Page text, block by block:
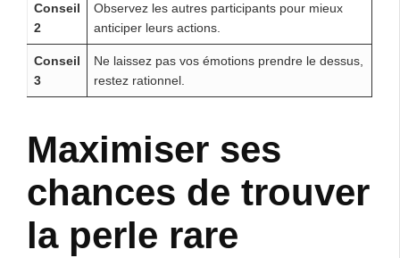
Conseil
2
Observez les autres participants pour mieux
anticiper leurs actions.
Conseil
3
Ne laissez pas vos émotions prendre le dessus,
restez rationnel.
Maximiser ses
chances de trouver
la perle rare